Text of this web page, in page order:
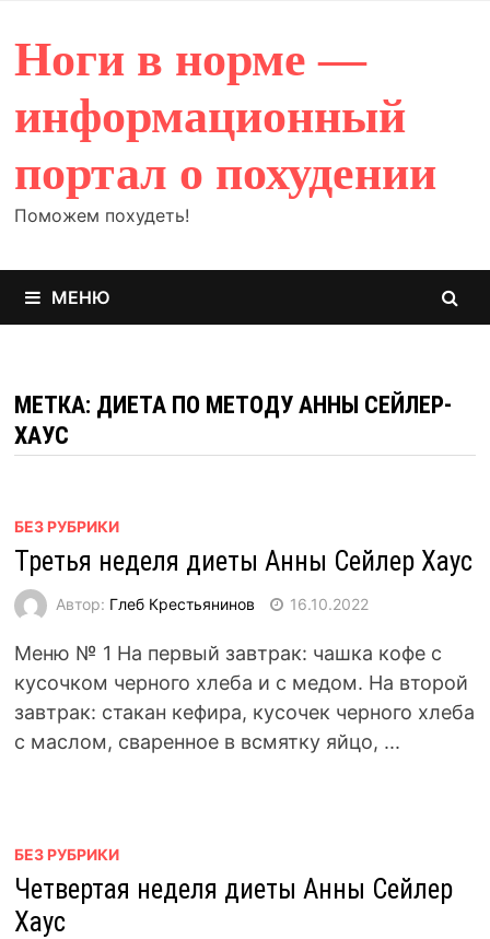
содержимому
Ноги в норме —
информационный
портал о похудении
Поможем похудеть!
МЕНЮ
МЕТКА: ДИЕТА ПО МЕТОДУ АННЫ СЕЙЛЕР-
ХАУС
БЕЗ РУБРИКИ
Третья неделя диеты Анны Сейлер Хаус
Автор: Глеб Крестьянинов 16.10.2022
Меню № 1 На первый завтрак: чашка кофе с
кусочком черного хлеба и с медом. На второй
завтрак: стакан кефира, кусочек черного хлеба
с маслом, сваренное в всмятку яйцо, ...
БЕЗ РУБРИКИ
Четвертая неделя диеты Анны Сейлер
Хаус